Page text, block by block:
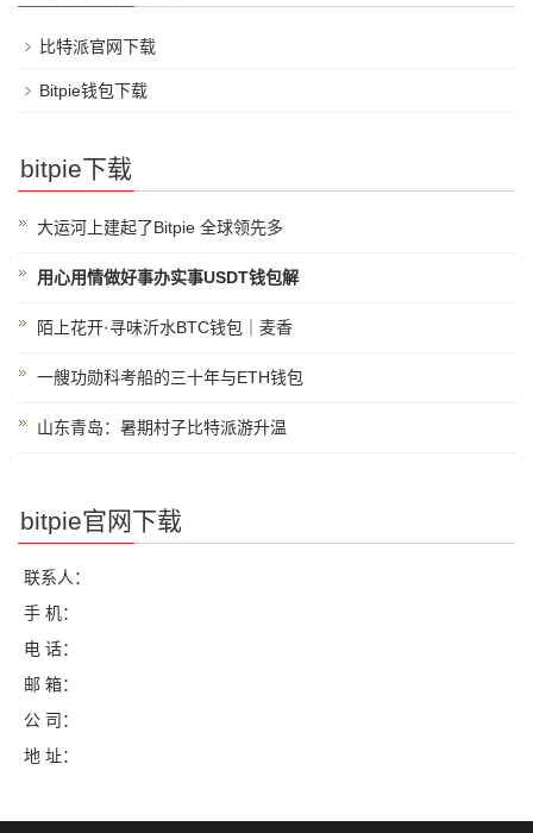
比特派官网下载
Bitpie钱包下载
bitpie下载
大运河上建起了Bitpie 全球领先多
用心用情做好事办实事USDT钱包解
陌上花开·寻味沂水BTC钱包｜麦香
一艘功勋科考船的三十年与ETH钱包
山东青岛：暑期村子比特派游升温
bitpie官网下载
联系人：
手 机：
电 话：
邮 箱：
公 司：
地 址：